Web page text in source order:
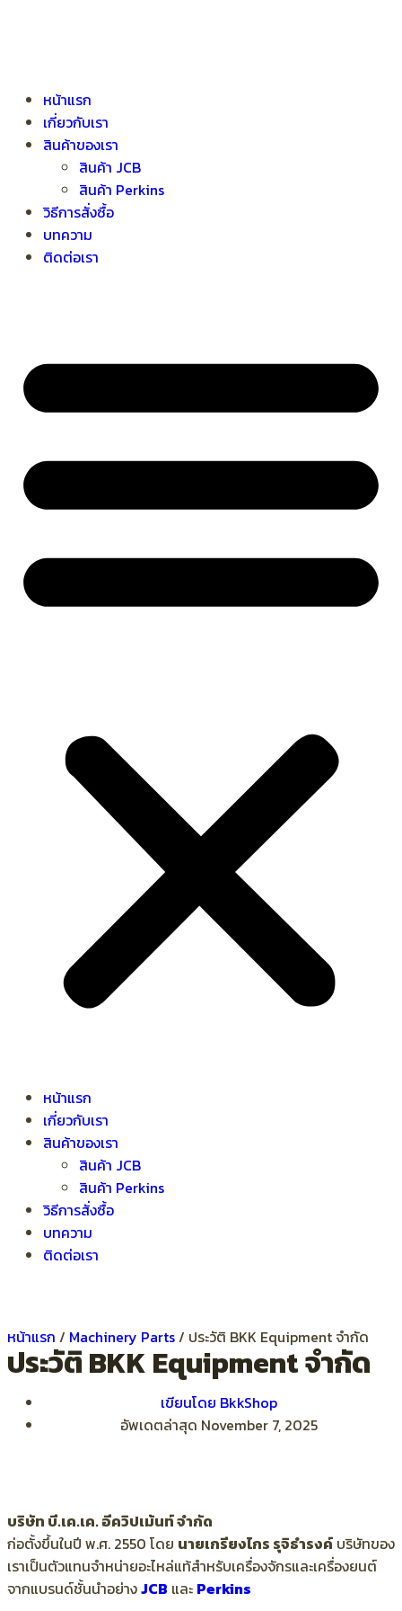
หน้าแรก
เกี่ยวกับเรา
สินค้าของเรา
สินค้า JCB
สินค้า Perkins
วิธีการสั่งซื้อ
บทความ
ติดต่อเรา
หน้าแรก
เกี่ยวกับเรา
สินค้าของเรา
สินค้า JCB
สินค้า Perkins
วิธีการสั่งซื้อ
บทความ
ติดต่อเรา
หน้าแรก / Machinery Parts/ ประวัติ BKK Equipment จำกัด
ประวัติ BKK Equipment จำกัด
เขียนโดย BkkShop
อัพเดตล่าสุด November 7, 2025
บริษัท บี.เค.เค. อีควิปเม้นท์ จำกัด
ก่อตั้งขึ้นในปี พ.ศ. 2550 โดย นายเกรียงไกร รุจิธำรงค์ บริษัทของ
เราเป็นตัวแทนจำหน่ายอะไหล่แท้สำหรับเครื่องจักรและเครื่องยนต์
จากแบรนด์ชั้นนำอย่างJCB และ Perkins